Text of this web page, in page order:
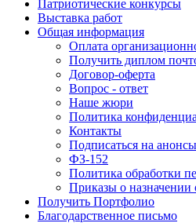
Патриотические конкурсы
Выставка работ
Общая информация
Оплата
Получить диплом
Договор-оферта
Вопрос - ответ
Наше жюри
Политика
Контакты
Подписаться на
ФЗ-152
Политика обработки
Приказы о назначении
Получить Портфолио
Благодарственное письмо